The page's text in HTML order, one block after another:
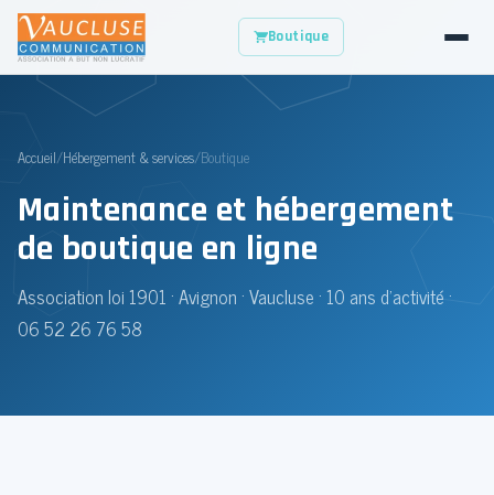
Boutique
Accueil/Hébergement & services/Boutique
Maintenance et hébergement
de boutique en ligne
Association loi 1901 · Avignon · Vaucluse ·10 ans d'activité ·
06 52 26 76 58